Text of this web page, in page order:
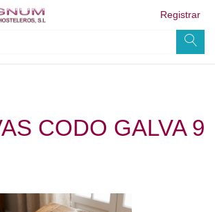
Registrar
CODO GALVA 9